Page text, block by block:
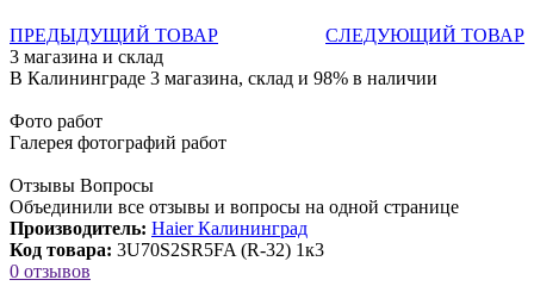
ПРЕДЫДУЩИЙ ТОВАР
СЛЕДУЮЩИЙ ТОВАР
3 магазина и склад
В Калининграде 3 магазина, склад и 98% в наличии
Фото работ
Галерея фотографий работ
Отзывы Вопросы
Объединили все отзывы и вопросы на одной странице
Производитель: Haier Калининград
Код товара: 3U70S2SR5FA (R-32) 1к3
0 отзывов